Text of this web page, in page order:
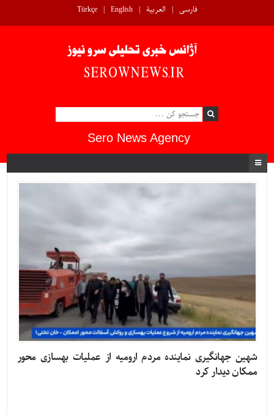
فارسی العربية English
Türkçe
Sero News Agency
شهین جهانگیری نماینده مردم ارومیه از عملیات بهسازی محور
ممکان دیدار کرد